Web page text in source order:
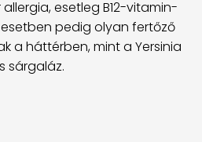
esetleg B12-vitamin-
pedig olyan fertőző
a háttérben, mint a Yersinia
sárgaláz.